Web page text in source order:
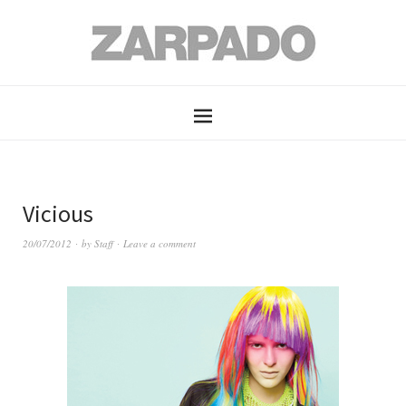
Vicious
20/07/2012 by Staff Leave a comment